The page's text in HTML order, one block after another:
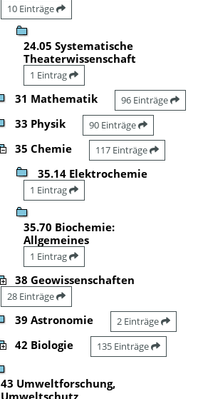
10 Einträge
24.05 Systematische
Theaterwissenschaft
1 Eintrag
31 Mathematik 96 Einträge
33 Physik 90 Einträge
35 Chemie 117 Einträge
35.14 Elektrochemie
1 Eintrag
35.70 Biochemie:
Allgemeines
1 Eintrag
38 Geowissenschaften
28 Einträge
39 Astronomie 2 Einträge
42 Biologie 135 Einträge
43 Umweltforschung,
Umweltschutz